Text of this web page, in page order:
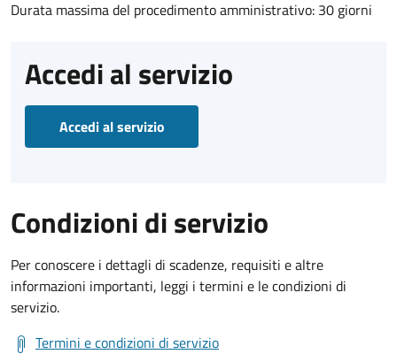
Durata massima del procedimento amministrativo: 30 giorni
Accedi al servizio
Accedi al servizio
Condizioni di servizio
Per conoscere i dettagli di scadenze, requisiti e altre
informazioni importanti, leggi i termini e le condizioni di
servizio.
Termini e condizioni di servizio